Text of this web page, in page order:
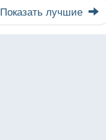
Показать лучшие